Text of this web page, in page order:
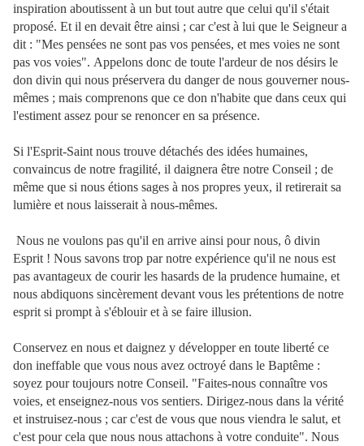
inspiration aboutissent à un but tout autre que celui qu'il s'était
proposé. Et il en devait être ainsi ; car c'est à lui que le Seigneur a
dit : "Mes pensées ne sont pas vos pensées, et mes voies ne sont
pas vos voies". Appelons donc de toute l'ardeur de nos désirs le
don divin qui nous préservera du danger de nous gouverner nous-
mêmes ; mais comprenons que ce don n'habite que dans ceux qui
l'estiment assez pour se renoncer en sa présence.
Si l'Esprit-Saint nous trouve détachés des idées humaines,
convaincus de notre fragilité, il daignera être notre Conseil ; de
même que si nous étions sages à nos propres yeux, il retirerait sa
lumière et nous laisserait à nous-mêmes.
Nous ne voulons pas qu'il en arrive ainsi pour nous, ô divin
Esprit ! Nous savons trop par notre expérience qu'il ne nous est
pas avantageux de courir les hasards de la prudence humaine, et
nous abdiquons sincèrement devant vous les prétentions de notre
esprit si prompt à s'éblouir et à se faire illusion.
Conservez en nous et daignez y développer en toute liberté ce
don ineffable que vous nous avez octroyé dans le Baptême :
soyez pour toujours notre Conseil. "Faites-nous connaître vos
voies, et enseignez-nous vos sentiers. Dirigez-nous dans la vérité
et instruisez-nous ; car c'est de vous que nous viendra le salut, et
c'est pour cela que nous nous attachons à votre conduite". Nous